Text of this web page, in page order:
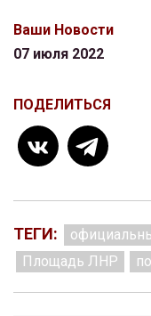
Ваши Новости
07 июля 2022
ПОДЕЛИТЬСЯ
ТЕГИ:
Площадь ЛНР